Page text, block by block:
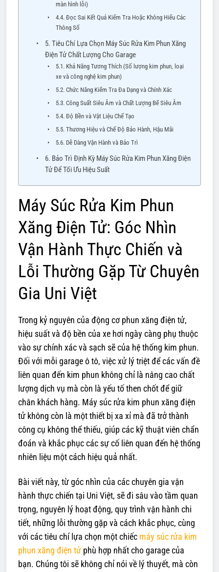
màn hình lỗi)
4.4. Đọc Sai Kết Quả Kiểm Tra Hoặc Không Hiểu Các
Thông Số
5. Tiêu Chí Lựa Chọn Máy Súc Rửa Kim Phun Xăng
Điện Tử Chất Lượng Cho Garage
5.1. Khả Năng Tương Thích (Số lượng kim phun, loại
xe và công nghệ kim phun)
5.2. Chức Năng Kiểm Tra Đa Dạng và Chính Xác
5.3. Công Suất Siêu Âm và Chất Lượng Bể Siêu Âm
5.4. Độ Bền và Vật Liệu Chế Tạo
5.5. Thương Hiệu và Chế Độ Bảo Hành, Hậu Mãi
5.6. Dễ Dàng Vận Hành và Bảo Trì
6. Bảo Trì Định Kỳ Máy Súc Rửa Kim Phun Xăng Điện
Tử Để Tối Ưu Hiệu Suất
Máy Súc Rửa Kim Phun
Xăng Điện Tử: Góc Nhìn
Vận Hành Thực Chiến và
Lỗi Thường Gặp Từ Chuyên
Gia Uni Việt
Trong kỷ nguyên của động cơ phun xăng điện tử,
hiệu suất và độ bền của xe hơi ngày càng phụ thuộc
vào sự chính xác và sạch sẽ của hệ thống kim phun.
Đối với mỗi garage ô tô, việc xử lý triệt để các vấn đề
liên quan đến kim phun không chỉ là nâng cao chất
lượng dịch vụ mà còn là yếu tố then chốt để giữ
chân khách hàng. Máy súc rửa kim phun xăng điện
tử không còn là một thiết bị xa xỉ mà đã trở thành
công cụ không thể thiếu, giúp các kỹ thuật viên chẩn
đoán và khắc phục các sự cố liên quan đến hệ thống
nhiên liệu một cách hiệu quả nhất.
Bài viết này, từ góc nhìn của các chuyên gia vận
hành thực chiến tại Uni Việt, sẽ đi sâu vào tầm quan
trọng, nguyên lý hoạt động, quy trình vận hành chi
tiết, những lỗi thường gặp và cách khắc phục, cùng
với các tiêu chí lựa chọn một chiếc máy súc rửa kim
phun xăng điện tử phù hợp nhất cho garage của
bạn. Chúng tôi sẽ không chỉ nói về lý thuyết, mà còn